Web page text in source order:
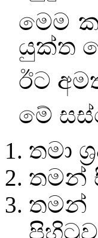
මෙම
යුක්ත
ඊට
මේ
තමා
තමන්
තමන්